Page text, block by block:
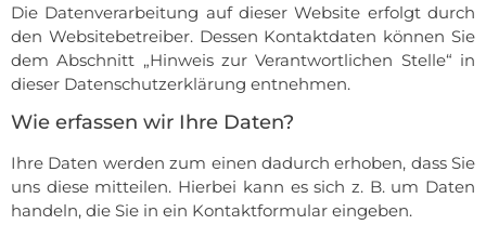
Die Datenverarbeitung auf dieser Website erfolgt durch
den Websitebetreiber. Dessen Kontaktdaten können Sie
dem Abschnitt „Hinweis zur Verantwortlichen Stelle“ in
dieser Datenschutzerklärung entnehmen.
Wie erfassen wir Ihre Daten?
Ihre Daten werden zum einen dadurch erhoben, dass Sie
uns diese mitteilen. Hierbei kann es sich z. B. um Daten
handeln, die Sie in ein Kontaktformular eingeben.